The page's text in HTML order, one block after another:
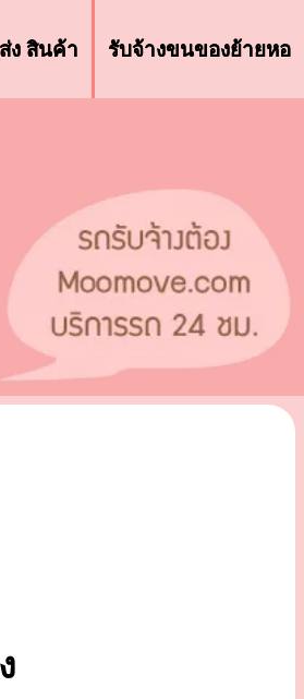
ง สินค้า รับจ้างขนของย้ายหอ